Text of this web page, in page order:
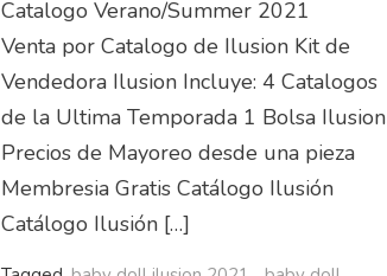
Catalogo Verano/Summer 2021
Venta por Catalogo de Ilusion Kit de
Vendedora Ilusion Incluye: 4 Catalogos
de la Ultima Temporada 1 Bolsa Ilusion
Precios de Mayoreo desde una pieza
Membresia Gratis Catálogo Ilusión
Catálogo Ilusión […]